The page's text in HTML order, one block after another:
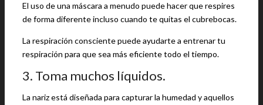
El uso de una máscara a menudo puede hacer que respires
de forma diferente incluso cuando te quitas el cubrebocas.
La respiración consciente puede ayudarte a entrenar tu
respiración para que sea más eficiente todo el tiempo.
3. Toma muchos líquidos.
La nariz está diseñada para capturar la humedad y aquellos